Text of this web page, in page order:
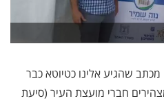
שהגיע אלינו כטיוטא כבר
חברי מועצת העיר (סיעת